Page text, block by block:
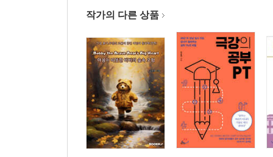
미드저니로 AI ART 하기
Part 1 도전! 미드저니 10분 컷
1차시 AI 그림으로의 여정, 입문
2차시 미드저니봇을 초대하여 개인서버를 만들자
Part 2 소통의 키를 잡다 - 프롬프트
3차시 AI 그림과 설레는 첫만남
4차시 시작이 반, 반은 먹고 간다 - 오브젝트
작가의 다른 상품